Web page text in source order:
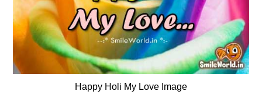
Happy Holi My Love Image